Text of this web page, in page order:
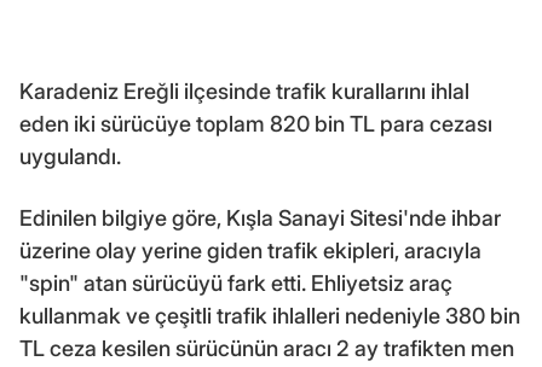
Karadeniz Ereğli ilçesinde trafik kurallarını ihlal
eden iki sürücüye toplam 820 bin TL para cezası
uygulandı.
Edinilen bilgiye göre, Kışla Sanayi Sitesi'nde ihbar
üzerine olay yerine giden trafik ekipleri, aracıyla
"spin" atan sürücüyü fark etti. Ehliyetsiz araç
kullanmak ve çeşitli trafik ihlalleri nedeniyle 380 bin
TL ceza kesilen sürücünün aracı 2 ay trafikten men